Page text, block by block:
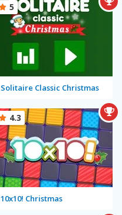
Solitaire Classic Christmas
5
10x10! Christmas
4.3